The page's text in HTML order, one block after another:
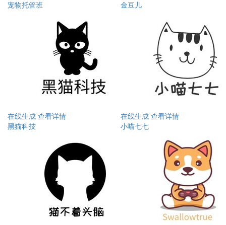
宠物托管班
金豆儿
在线生成 查看详情
黑猫科技
在线生成 查看详情
小喵七七